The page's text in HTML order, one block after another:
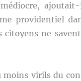
providentiel
citoyens ne
moins virils du